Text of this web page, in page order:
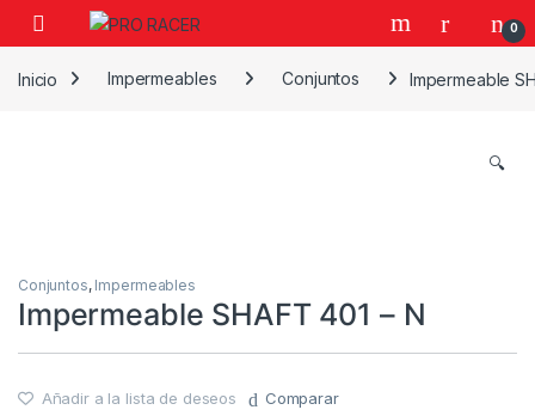
0
Inicio Impermeables Conjuntos Impermeable
🔍
Conjuntos, Impermeables
Impermeable SHAFT 401 – N
Añadir a la lista de deseos Comparar